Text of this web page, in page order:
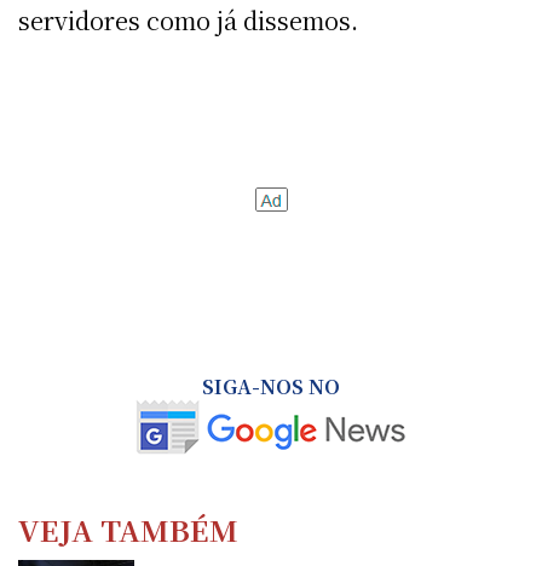
servidores como já dissemos.
SIGA-NOS NO
VEJA TAMBÉM